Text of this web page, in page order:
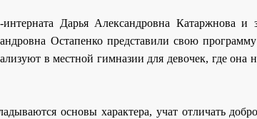
Дарья Александровна Катаржнова и
Остапенко представили свою
в местной гимназии для девочек, где она
основы характера, учат отличать